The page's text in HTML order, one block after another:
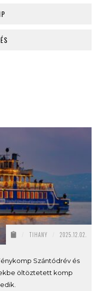
TIHANY 2025.12.02.
Szántódrév és
öltöztetett komp